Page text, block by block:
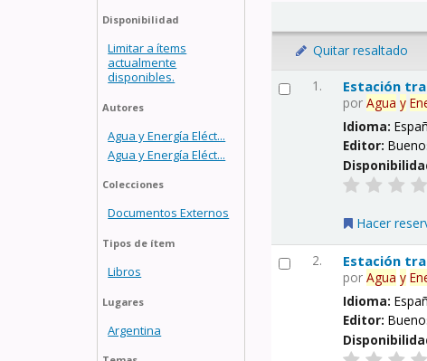
Disponibilidad
Limitar a ítems
actualmente
disponibles.
Autores
Agua y Energía Eléct...
Agua y Energía Eléct...
Colecciones
Documentos Externos
Tipos de ítem
Libros
Lugares
Argentina
Quitar resaltado
1. Estación
porAgua y
Idioma:
Editor:
Hacer
2. Estación
porAgua y
Idioma:
Editor: